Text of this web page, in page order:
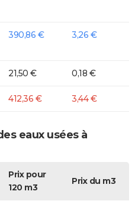
390,86 € 3,26 €
21,50 € 0,18 €
412,36 € 3,44 €
eaux usées à
Prix pour
120 m3
Prix du m3